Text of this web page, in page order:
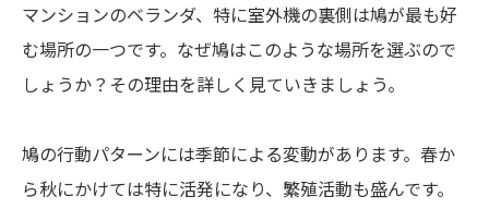
マンションのベランダ、特に室外機の裏側は鳩が最も好
む場所の一つです。なぜ鳩はこのような場所を選ぶので
しょうか？その理由を詳しく見ていきましょう。
鳩の行動パターンには季節による変動があります。春か
ら秋にかけては特に活発になり、繁殖活動も盛んです。